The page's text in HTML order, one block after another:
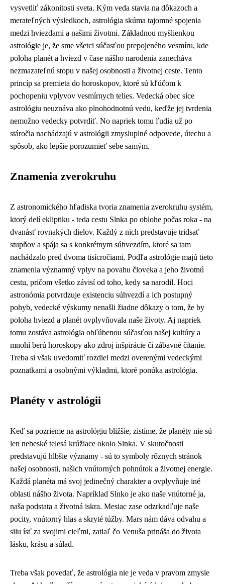
vysvetliť zákonitosti sveta. Kým veda stavia na dôkazoch a
merateľných výsledkoch, astrológia skúma tajomné spojenia
medzi hviezdami a našimi životmi. Základnou myšlienkou
astrológie je, že sme všetci súčasťou prepojeného vesmíru, kde
poloha planét a hviezd v čase nášho narodenia zanecháva
nezmazateľnú stopu v našej osobnosti a životnej ceste. Tento
princíp sa premieta do horoskopov, ktoré sú kľúčom k
pochopeniu vplyvov vesmírnych telies. Vedecká obec síce
astrológiu neuznáva ako plnohodnotnú vedu, keďže jej tvrdenia
nemožno vedecky potvrdiť. No napriek tomu ľudia už po
stáročia nachádzajú v astrológii zmysluplné odpovede, útechu a
spôsob, ako lepšie porozumieť sebe samým.
Znamenia zverokruhu
Z astronomického hľadiska tvoria znamenia zverokruhu systém,
ktorý delí ekliptiku - teda cestu Slnka po oblohe počas roka - na
dvanásť rovnakých dielov. Každý z nich predstavuje tridsať
stupňov a spája sa s konkrétnym súhvezdím, ktoré sa tam
nachádzalo pred dvoma tisícročiami. Podľa astrológie majú tieto
znamenia významný vplyv na povahu človeka a jeho životnú
cestu, pričom všetko závisí od toho, kedy sa narodil. Hoci
astronómia potvrdzuje existenciu súhvezdí a ich postupný
pohyb, vedecké výskumy nenašli žiadne dôkazy o tom, že by
poloha hviezd a planét ovplyvňovala naše životy. Aj napriek
tomu zostáva astrológia obľúbenou súčasťou našej kultúry a
mnohí berú horoskopy ako zdroj inšpirácie či zábavné čítanie.
Treba si však uvedomiť rozdiel medzi overenými vedeckými
poznatkami a osobnými výkladmi, ktoré ponúka astrológia.
Planéty v astrológii
Keď sa pozrieme na astrológiu bližšie, zistíme, že planéty nie sú
len nebeské telesá krúžiace okolo Slnka. V skutočnosti
predstavujú hlbšie významy - sú to symboly rôznych stránok
našej osobnosti, našich vnútorných pohnútok a životnej energie.
Každá planéta má svoj jedinečný charakter a ovplyvňuje iné
oblasti nášho života. Napríklad Slnko je ako naše vnútorné ja,
naša podstata a životná iskra. Mesiac zase odzrkadľuje naše
pocity, vnútorný hlas a skryté túžby. Mars nám dáva odvahu a
silu ísť za svojimi cieľmi, zatiaľ čo Venuša prináša do života
lásku, krásu a súlad.
Treba však povedať, že astrológia nie je veda v pravom zmysle